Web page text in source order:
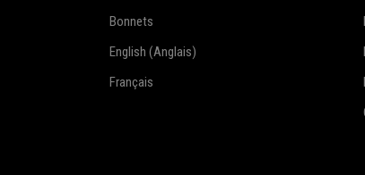
Bonnets
English (Anglais)
Français